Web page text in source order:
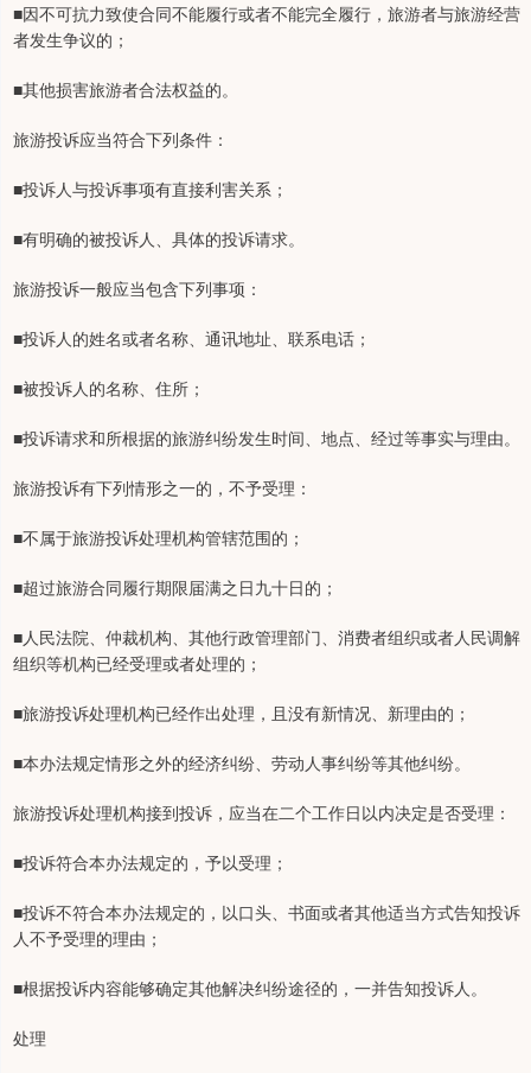
■因不可抗力致使合同不能履行或者不能完全履行，旅游者与旅游经营
者发生争议的；
■其他损害旅游者合法权益的。
旅游投诉应当符合下列条件：
■投诉人与投诉事项有直接利害关系；
■有明确的被投诉人、具体的投诉请求。
旅游投诉一般应当包含下列事项：
■投诉人的姓名或者名称、通讯地址、联系电话；
■被投诉人的名称、住所；
■投诉请求和所根据的旅游纠纷发生时间、地点、经过等事实与理由。
旅游投诉有下列情形之一的，不予受理：
■不属于旅游投诉处理机构管辖范围的；
■超过旅游合同履行期限届满之日九十日的；
■人民法院、仲裁机构、其他行政管理部门、消费者组织或者人民调解
组织等机构已经受理或者处理的；
■旅游投诉处理机构已经作出处理，且没有新情况、新理由的；
■本办法规定情形之外的经济纠纷、劳动人事纠纷等其他纠纷。
旅游投诉处理机构接到投诉，应当在二个工作日以内决定是否受理：
■投诉符合本办法规定的，予以受理；
■投诉不符合本办法规定的，以口头、书面或者其他适当方式告知投诉
人不予受理的理由；
■根据投诉内容能够确定其他解决纠纷途径的，一并告知投诉人。
处理